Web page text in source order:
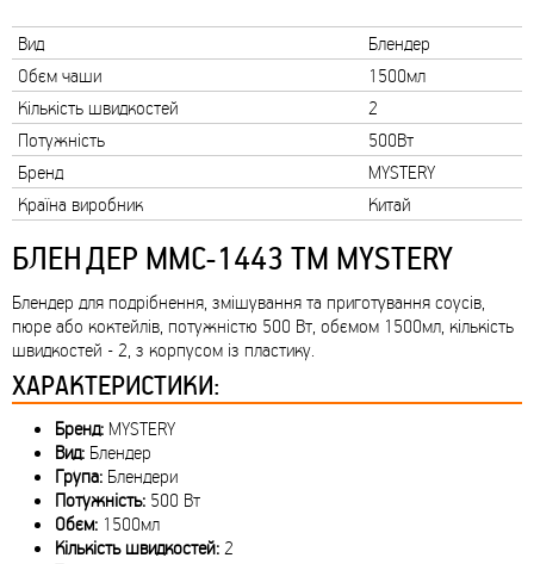
Вид
Блендер
Обєм чаши
1500мл
Кількість швидкостей
2
Потужність
500Вт
Бренд
MYSTERY
Країна виробник
Китай
БЛЕНДЕР MMC-1443 ТМ MYSTERY
Блендер для подрібнення, змішування та приготування соусів,
пюре або коктейлів, потужністю 500 Вт, обємом 1500мл, кількість
швидкостей - 2, з корпусом із пластику.
ХАРАКТЕРИСТИКИ:
Бренд: MYSTERY
Вид: Блендер
Група: Блендери
Потужність: 500 Вт
Обєм: 1500мл
Кількість швидкостей: 2